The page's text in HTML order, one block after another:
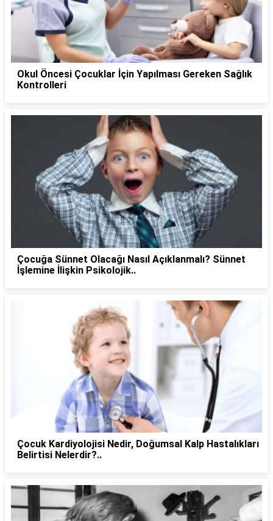
Okul Öncesi Çocuklar İçin Yapılması Gereken Sağlık
Kontrolleri
Çocuğa Sünnet Olacağı Nasıl Açıklanmalı? Sünnet
İşlemine İlişkin Psikolojik..
Çocuk Kardiyolojisi Nedir, Doğumsal Kalp Hastalıkları
Belirtisi Nelerdir?..